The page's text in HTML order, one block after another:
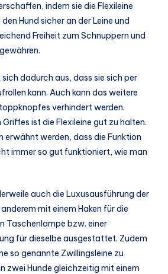
indem sie die Flexileine
Hund sicher an der Leine und
Freiheit zum Schnuppern und
dadurch aus, dass sie sich per
kann. Auch kann das weitere
verhindert werden.
ist die Flexileine gut zu halten.
erwähnt werden, dass die Funktion
immer so gut funktioniert, wie man
auch die Luxusausführung der
mit einem Haken für die
Taschenlampe bzw. einer
für dieselbe ausgestattet. Zudem
so genannte Zwillingsleine zu
zwei Hunde gleichzeitig mit einem